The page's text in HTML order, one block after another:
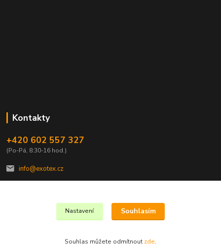
Kontakty
+420 602 557 327
(Po-Pá, 8:30-16 hod.)
info@exotex.cz
Copyright © 2023 EXOTEX.cz
Nastavení Souhlasím
Souhlas můžete odmítnout zde.